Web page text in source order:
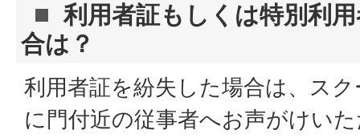
利用者証もしくは特別利
合は？
利用者証を紛失した場合は、ス
に門付近の従事者へお声がけい